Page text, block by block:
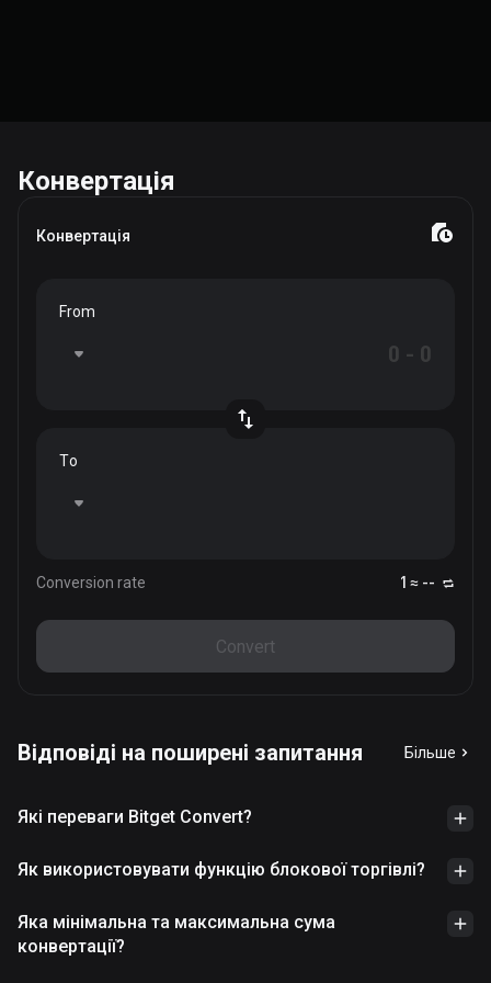
Конвертація
Конвертація
From
To
Conversion rate 1 ≈ --
Convert
Відповіді на поширені запитання Більше
Які переваги Bitget Convert?
Як використовувати функцію блокової торгівлі?
Яка мінімальна та максимальна сума
конвертації?